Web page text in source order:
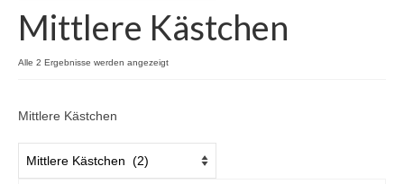
Produkte
Kurse
Kontakt
Mittlere Kästchen
Alle 2 Ergebnisse werden angezeigtNach
Mittlere Kästchen